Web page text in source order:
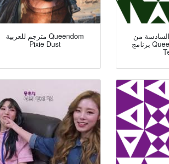
مترجم للعربية Queendom
Pixie Dust
من
برنامج Queendom Miracle